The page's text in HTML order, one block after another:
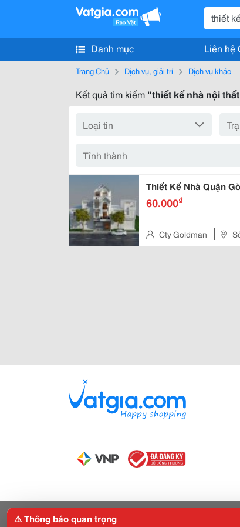
Danh mục Liên hệ
Trang Chủ Dịch vụ, giải trí Dịch vụ khác
Kết quả tìm kiếm "thiết kế nhà nội
Thiết Kế Nhà Quận
60.000₫
Cty Goldman
⚠️ Thông báo quan trọng